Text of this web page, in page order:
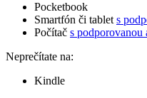
Pocketbook
Smartfón či tablet s
Počítač s podporovanou
Neprečítate na:
Kindle